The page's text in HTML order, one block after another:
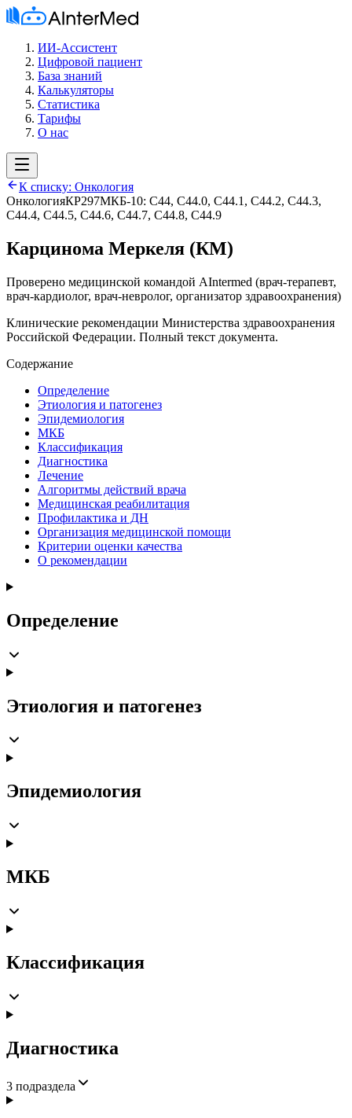
ИИ-Ассистент
Цифровой пациент
База знаний
Калькуляторы
Статистика
Тарифы
О нас
К списку: Онкология
ОнкологияКР297МКБ-10: C44, C44.0, C44.1, C44.2, C44.3,
C44.4, C44.5, C44.6, C44.7, C44.8, C44.9
Карцинома Меркеля (КМ)
Проверено медицинской командой AIntermed (врач-терапевт,
врач-кардиолог, врач-невролог, организатор здравоохранения)
Клинические рекомендации Министерства здравоохранения
Российской Федерации. Полный текст документа.
Содержание
Определение
Этиология и патогенез
Эпидемиология
МКБ
Классификация
Диагностика
Лечение
Алгоритмы действий врача
Медицинская реабилитация
Профилактика и ДН
Организация медицинской помощи
Критерии оценки качества
О рекомендации
Определение
Этиология и патогенез
Эпидемиология
МКБ
Классификация
Диагностика
3 подраздела